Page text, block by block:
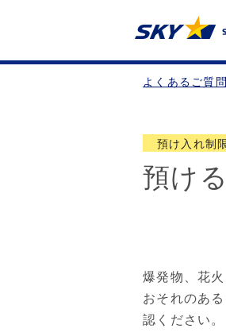
よくあるご質問
預け入れ制
預け
爆発物、花
おそれのあ
認ください。